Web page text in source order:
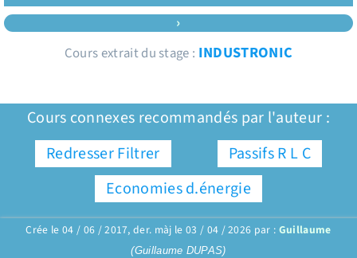
›
Cours extrait du stage : INDUSTRONIC
Cours connexes recommandés par l'auteur :
Redresser Filtrer
Passifs R L C
Economies d.énergie
Crée le 04 / 06 / 2017, der. màj le 03 / 04 / 2026 par : Guillaume
(Guillaume DUPAS)